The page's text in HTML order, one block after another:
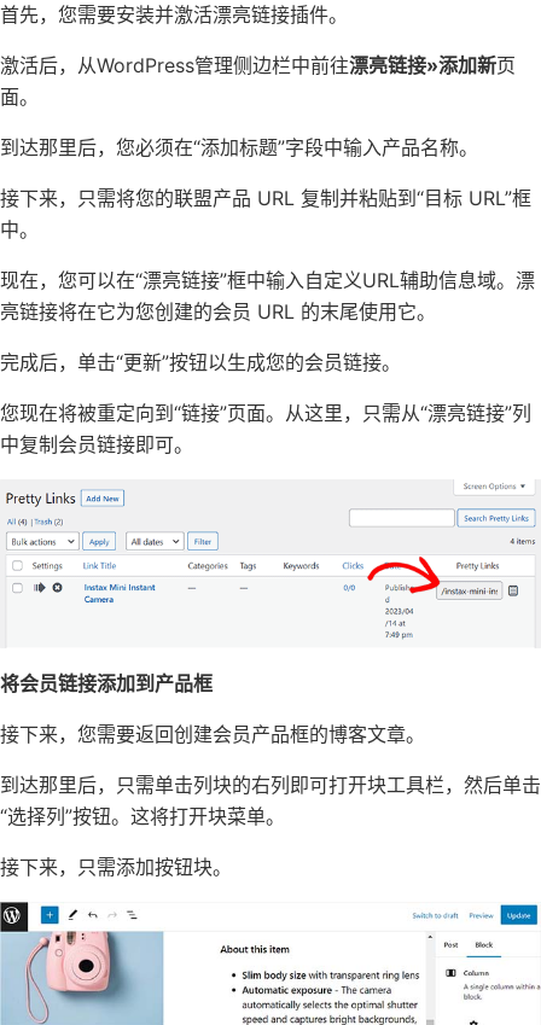
首先，您需要安装并激活漂亮链接插件。
激活后，从WordPress管理侧边栏中前往漂亮链接»添加新页
面。
到达那里后，您必须在“添加标题”字段中输入产品名称。
接下来，只需将您的联盟产品 URL 复制并粘贴到“目标 URL”框
中。
现在，您可以在“漂亮链接”框中输入自定义URL辅助信息域。漂
亮链接将在它为您创建的会员 URL 的末尾使用它。
完成后，单击“更新”按钮以生成您的会员链接。
您现在将被重定向到“链接”页面。从这里，只需从“漂亮链接”列
中复制会员链接即可。
将会员链接添加到产品框
接下来，您需要返回创建会员产品框的博客文章。
到达那里后，只需单击列块的右列即可打开块工具栏，然后单击
“选择列”按钮。这将打开块菜单。
接下来，只需添加按钮块。